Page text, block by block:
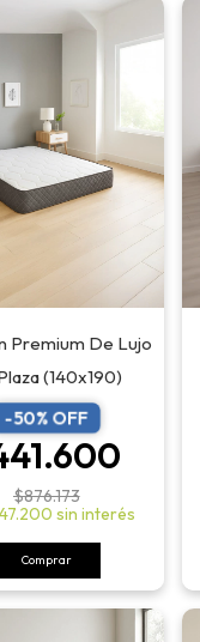
Premium De Lujo
(140x190)
-50% OFF
$876.173
sin interés
Comprar